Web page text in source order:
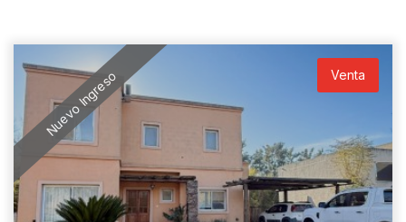
Nuevo Ingreso Venta